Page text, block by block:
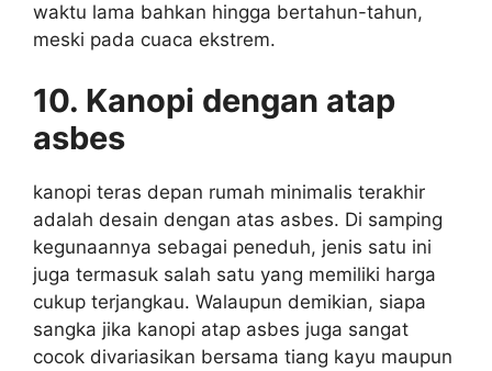
waktu lama bahkan hingga bertahun-tahun,
meski pada cuaca ekstrem.
10. Kanopi dengan atap
asbes
kanopi teras depan rumah minimalis terakhir
adalah desain dengan atas asbes. Di samping
kegunaannya sebagai peneduh, jenis satu ini
juga termasuk salah satu yang memiliki harga
cukup terjangkau. Walaupun demikian, siapa
sangka jika kanopi atap asbes juga sangat
cocok divariasikan bersama tiang kayu maupun